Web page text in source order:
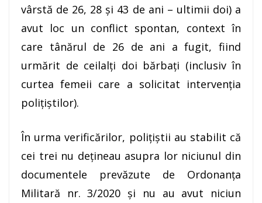
vârstă de 26, 28 şi 43 de ani – ultimii doi) a
avut loc un conflict spontan, context în
care tânărul de 26 de ani a fugit, fiind
urmărit de ceilalţi doi bărbaţi (inclusiv în
curtea femeii care a solicitat intervenţia
poliţiştilor).
În urma verificărilor, poliţiştii au stabilit că
cei trei nu dețineau asupra lor niciunul din
documentele prevăzute de Ordonanța
Militară nr. 3/2020 și nu au avut niciun